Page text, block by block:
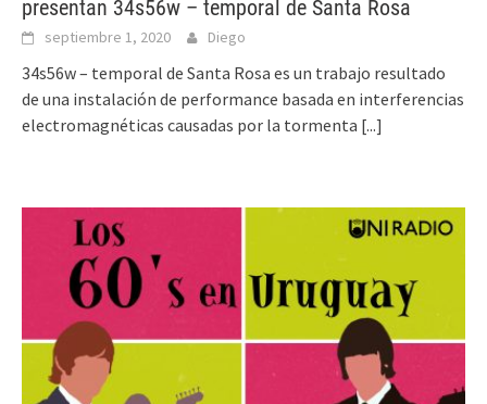
presentan 34s56w – temporal de Santa Rosa
septiembre 1, 2020 Diego
34s56w – temporal de Santa Rosa es un trabajo resultado
de una instalación de performance basada en interferencias
electromagnéticas causadas por la tormenta [...]